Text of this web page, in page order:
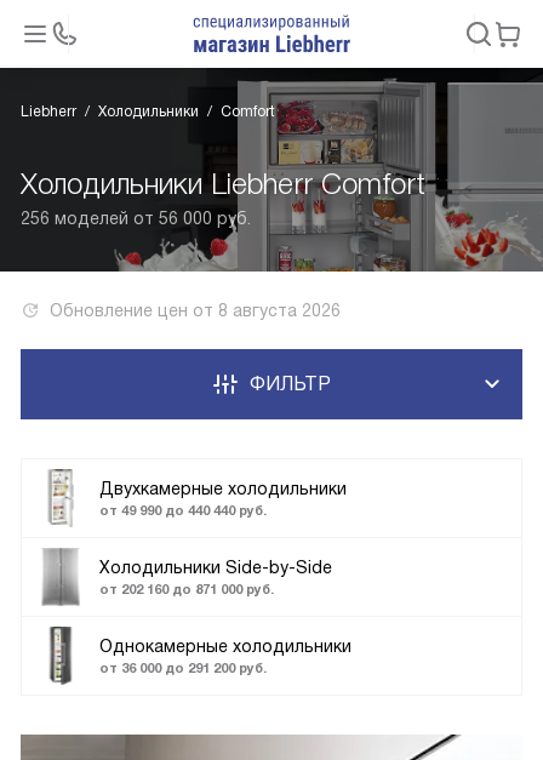
Liebherr Холодильники Comfort
Холодильники Liebherr Comfort
256 моделей от 56 000 руб.
Обновление цен от 8 августа 2026
Двухкамерные холодильники
от 49 990 до 440 440 руб.
Холодильники Side-by-Side
от 202 160 до 871 000 руб.
Однокамерные холодильники
от 36 000 до 291 200 руб.
ФИЛЬТР